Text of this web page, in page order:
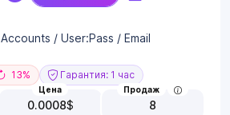
/ User:Pass / Email
13% Гарантия: 1 час
Цена
0.0008$
Продаж
8